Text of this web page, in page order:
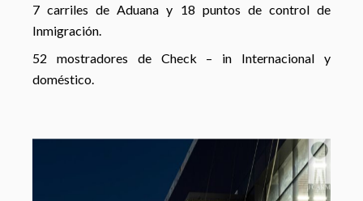
7 carriles de Aduana y 18 puntos de control de
Inmigración.
52 mostradores de Check – in Internacional y
doméstico.